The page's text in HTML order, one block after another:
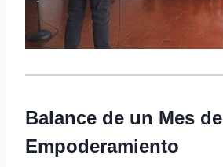
Balance de un Mes de
Empoderamiento